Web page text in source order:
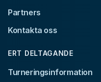
Partners
Kontakta oss
ERT DELTAGANDE
Turneringsinformation